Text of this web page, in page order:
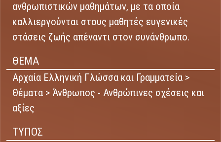
ανθρωπιστικών μαθημάτων, με τα οποία
καλλιεργούνται στους μαθητές ευγενικές
στάσεις ζωής απέναντι στον συνάνθρωπο.
ΘΕΜΑ
Αρχαία Ελληνική Γλώσσα και Γραμματεία >
Θέματα > Άνθρωπος - Ανθρώπινες σχέσεις και
αξίες
ΤΥΠΟΣ